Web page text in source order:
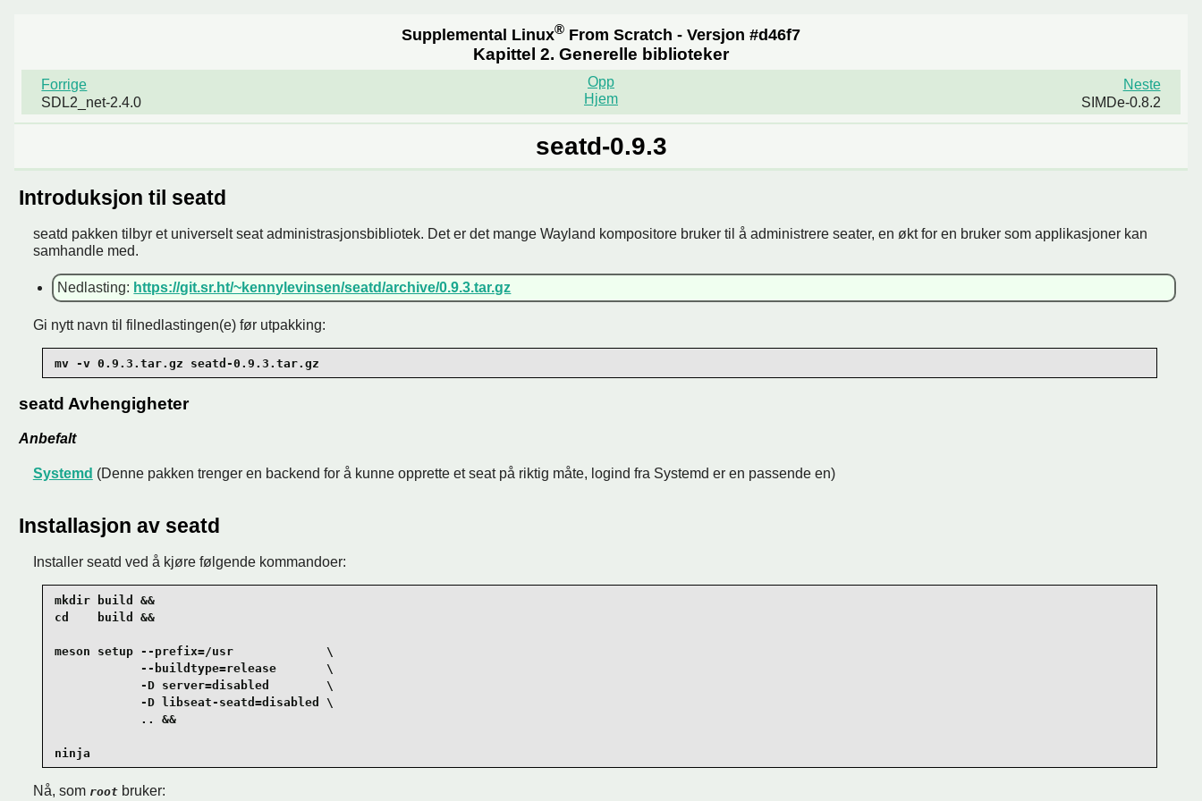
Supplemental Linux® From Scratch - Versjon #d46f7
Kapittel 2. Generelle biblioteker
Forrige
SDL2_net-2.4.0
Neste
SIMDe-0.8.2
Opp
Hjem
seatd-0.9.3
Introduksjon til seatd
seatd pakken tilbyr et universelt seat administrasjonsbibliotek. Det er det mange Wayland kompositore bruker til å administrere seater, en økt for en bruker som applikasjoner kan
samhandle med.
Nedlasting: https://git.sr.ht/~kennylevinsen/seatd/archive/0.9.3.tar.gz
Gi nytt navn til filnedlastingen(e) før utpakking:
mv -v 0.9.3.tar.gz seatd-0.9.3.tar.gz
seatd Avhengigheter
Anbefalt
Systemd (Denne pakken trenger en backend for å kunne opprette et seat på riktig måte, logind fra Systemd er en passende en)
Installasjon av seatd
Installer seatd ved å kjøre følgende kommandoer:
mkdir build &&
cd    build &&
meson setup --prefix=/usr             \
            --buildtype=release       \
            -D server=disabled        \
            -D libseat-seatd=disabled \
            .. &&
ninja
Nå, som rootbruker: